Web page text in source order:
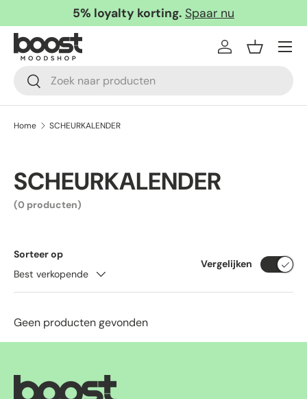
Ga naar inhoud
5% loyalty korting. Spaar nu
Zoeken
Zoeken
InloggenMandje
Menu
Home SCHEURKALENDER
SCHEURKALENDER
(0 producten)
Sorteer op
Best verkopende
Vergelijken
Geen producten gevonden